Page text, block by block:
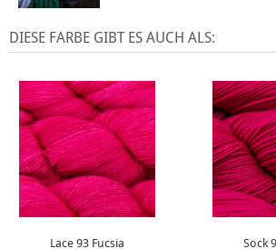
DIESE FARBE GIBT ES AUCH ALS:
Lace 93 Fucsia Sock